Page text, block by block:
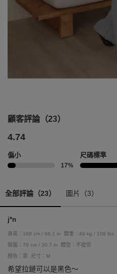
顧客評論（23）
4.74
偏小
17%
尺碼標準
全部評論（23） 圖片（3）
j*n
身高：168 cm / 66.1 in 體重：49 kg / 108 lbs
臀圍：78 cm / 30.7 in
體型：不提供
顏色：黑
尺寸：M
希望拉鏈可以是黑色～